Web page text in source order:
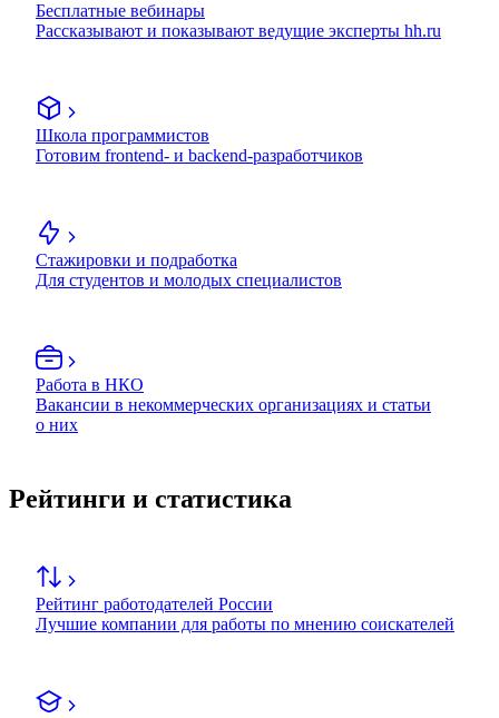
Бесплатные вебинары
Рассказывают и показывают ведущие эксперты hh.ru
Школа программистов
Готовим frontend- и backend-разработчиков
Стажировки и подработка
Для студентов и молодых специалистов
Работа в НКО
Вакансии в некоммерческих организациях и статьи
о них
Рейтинги и статистика
Рейтинг работодателей России
Лучшие компании для работы по мнению соискателей